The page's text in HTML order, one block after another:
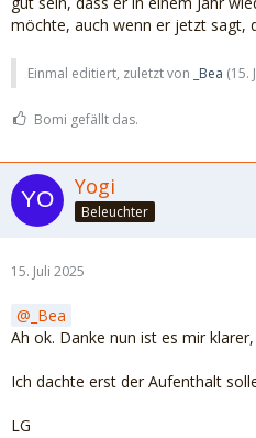
möchte, auch wenn er jetzt sagt,
Einmal editiert, zuletzt von _Bea (15.
Bomi gefällt das.
Yogi
Beleuchter
15. Juli 2025
_Bea
Ah ok. Danke nun ist es mir
Ich dachte erst der Aufenthalt
LG